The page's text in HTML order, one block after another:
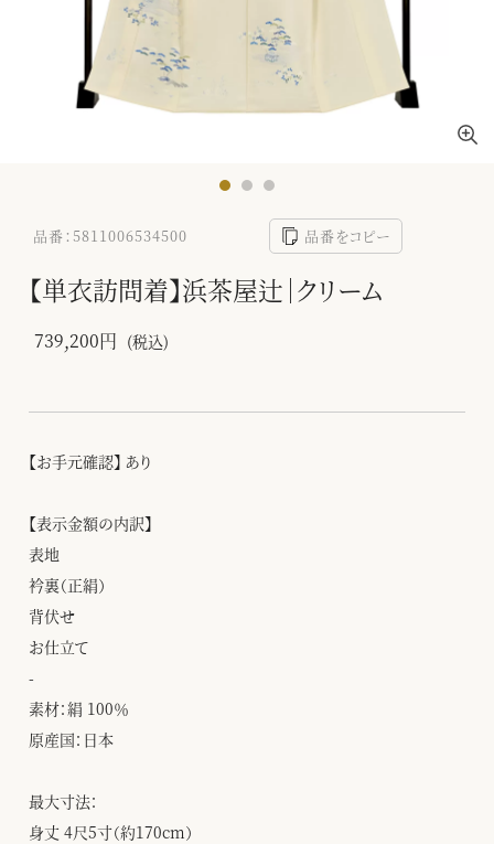
品番：5811006534500 品番をコピー
【単衣訪問着】浜茶屋辻｜クリーム
739,200円 (税込)
【お手元確認】 あり
【表示金額の内訳】
表地
衿裏（正絹）
背伏せ
お仕立て
-
素材：絹 100％
原産国：日本
最大寸法：
身丈 4尺5寸（約170cm）